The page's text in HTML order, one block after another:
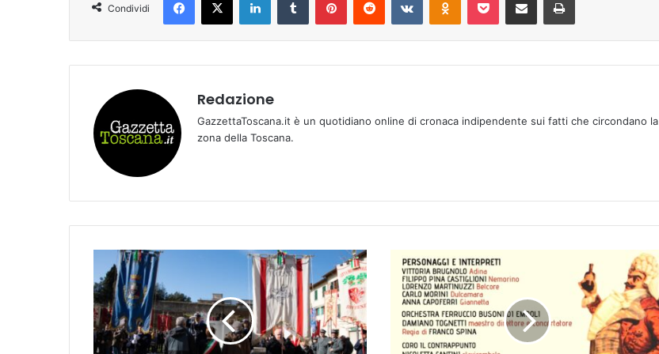
Condividi
Redazione
GazzettaToscana.it è un quotidiano online di cronaca indipendente sui fatti che circondano la
zona della Toscana.
M
P
O
L
I